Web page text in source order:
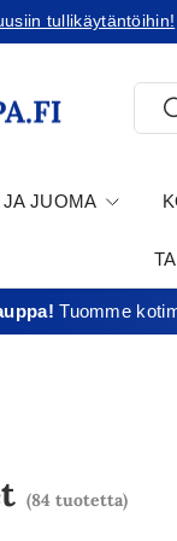
tullikäytäntöihin!
JA JUOMA
Tuomme
(84 tuotetta)